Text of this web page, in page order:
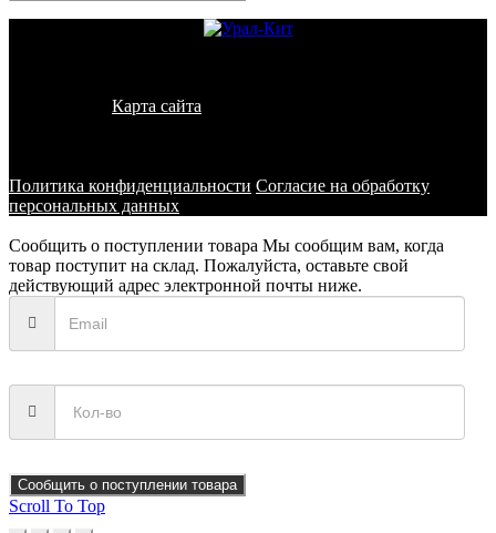
Карта сайта
Политика конфиденциальности Согласие на обработку
персональных данных
Сообщить о поступлении товара Мы сообщим вам, когда
товар поступит на склад. Пожалуйста, оставьте свой
действующий адрес электронной почты ниже.
Сообщить о поступлении товара
Scroll To Top